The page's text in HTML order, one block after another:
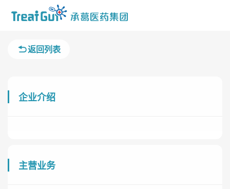
返回列表
企业介绍
主营业务